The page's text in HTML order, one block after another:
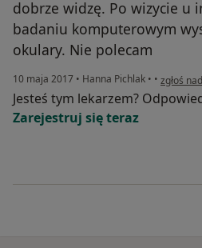
dobrze widzę. Po wizycie u
badaniu komputerowym
okulary. Nie polecam
10 maja 2017 • Hanna Pichlak • • w opinii
zgłoś
Jesteś tym lekarzem?
Zarejestruj się teraz